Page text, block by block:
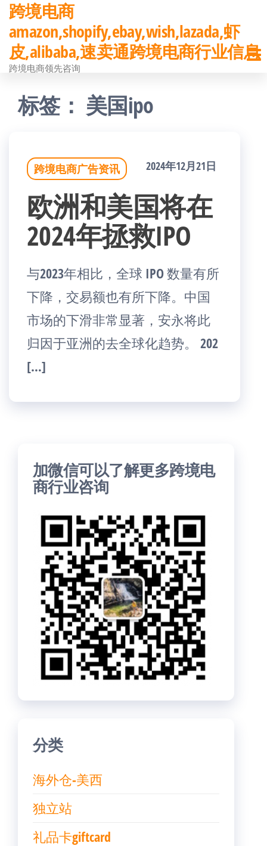
前
往
内
跨境电商
amazon,shopify,ebay,wish,lazada,虾
皮,alibaba,速卖通跨境电商行业信息
跨境电商领先咨询
标签： 美国ipo
跨境电商广告资讯 2024年12月21日
欧洲和美国将在
2024年拯救IPO
与2023年相比，全球 IPO 数量有所
下降，交易额也有所下降。中国
市场的下滑非常显著，安永将此
归因于亚洲的去全球化趋势。 202
[…]
加微信可以了解更多跨境电
商行业咨询
分类
海外仓-美西
独立站
礼品卡giftcard